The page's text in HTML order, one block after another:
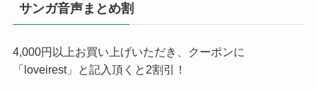
サンガ音声まとめ割
4,000円以上お買い上げいただき、クーポンに
「loveirest」と記入頂くと2割引！